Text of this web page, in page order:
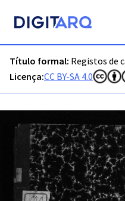
Título formal: Registos de
Licença:CC BY-SA 4.0